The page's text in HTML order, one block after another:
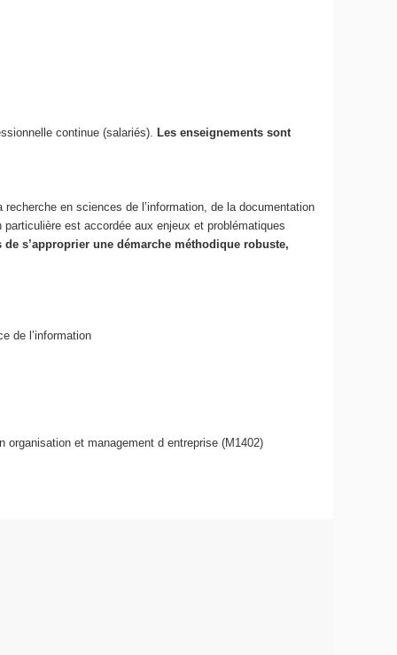
continue (salariés). Les enseignements sont
recherche en sciences de l’information, de la documentation
est accordée aux enjeux et problématiques
s’approprier une démarche méthodique robuste,
de l’information
et management d entreprise (M1402)